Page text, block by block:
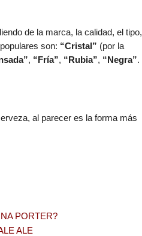
de la marca, la calidad, el tipo,
son: “Cristal” (por la
, “Fría”, “Rubia”, “Negra”.
al parecer es la forma más
PORTER?
ALE